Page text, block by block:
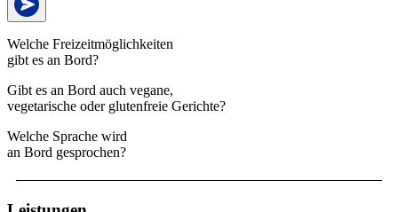
Welche Freizeitmöglichkeiten
gibt es an Bord?
Gibt es an Bord auch vegane,
vegetarische oder glutenfreie Gerichte?
Welche Sprache wird
an Bord gesprochen?